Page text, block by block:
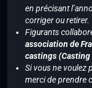
en précisant
corriger ou retirer.
Figurants
association de
castings (Casting
Si vous ne voulez
merci de prendre